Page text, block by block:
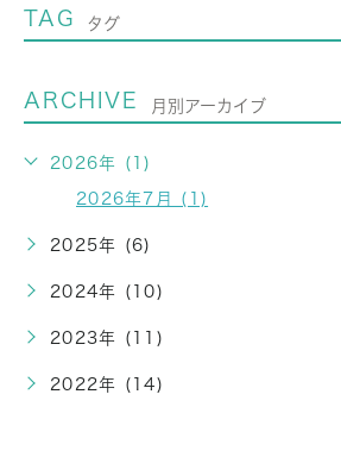
TAG タグ
ARCHIVE 月別アーカイブ
2026年 (1)
2026年7月 (1)
2025年 (6)
2024年 (10)
2023年 (11)
2022年 (14)